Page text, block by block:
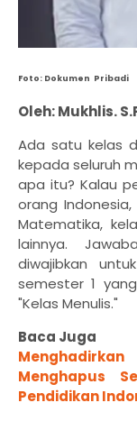
Foto: Dokumen Pribadi
Oleh: Mukhlis.
Ada satu kelas
kepada seluruh
apa itu? Kalau
orang
Matematika,
lainnya.
diwajibkan
semester 1
"Kelas Menulis."
Baca Juga
Menghapus
Pendidikan